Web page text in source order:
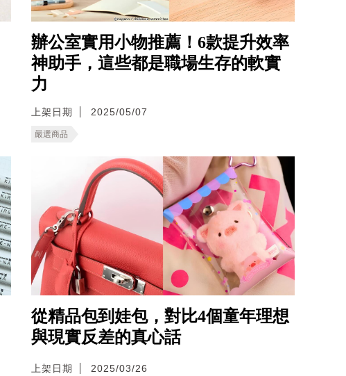
辦公室實用小物推薦！6款提升效率
神助手，這些都是職場生存的軟實
力
上架日期 2025/05/07
嚴選商品
從精品包到娃包，對比4個童年理想
與現實反差的真心話
上架日期 2025/03/26